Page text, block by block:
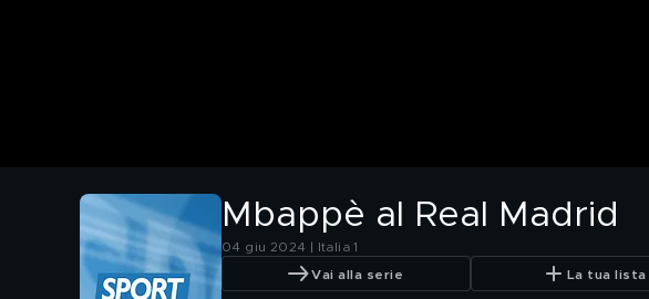
Mbappè al Real Madrid
04 giu 2024 | Italia 1
Vai alla serie La tua lista